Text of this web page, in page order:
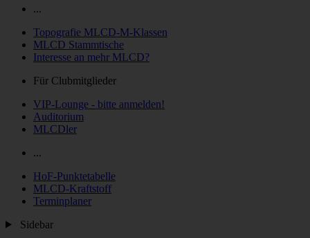
...
Topografie MLCD-M-Klassen
MLCD Stammtische
Interesse an mehr MLCD?
Für Clubmitglieder
VIP-Lounge - bitte anmelden!
Auditorium
MLCDler
...
HoF-Punktetabelle
MLCD-Kraftstoff
Terminplaner
Sidebar